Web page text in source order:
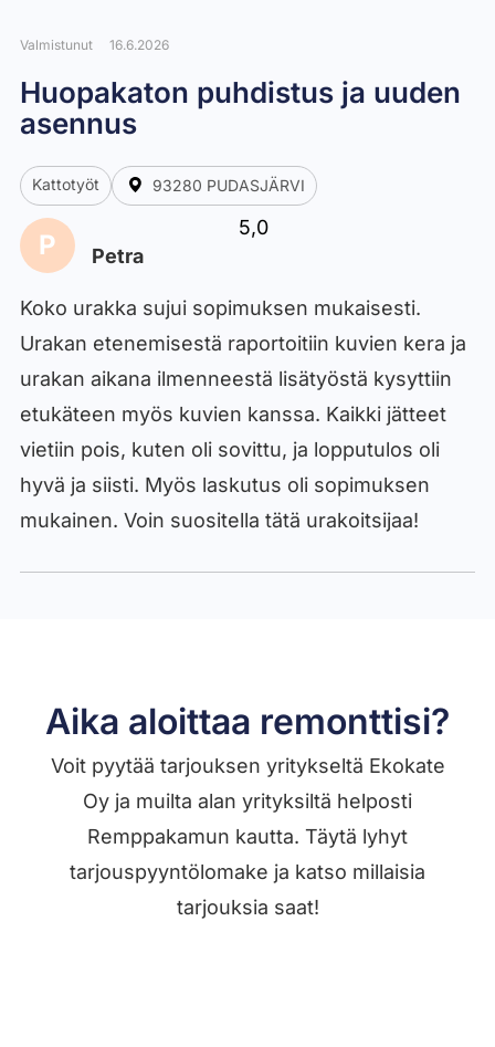
Valmistunut 16.6.2026
Huopakaton puhdistus ja uuden
asennus
Kattotyöt 93280 PUDASJÄRVI
P
5,0
Petra
Koko urakka sujui sopimuksen mukaisesti.
Urakan etenemisestä raportoitiin kuvien kera ja
urakan aikana ilmenneestä lisätyöstä kysyttiin
etukäteen myös kuvien kanssa. Kaikki jätteet
vietiin pois, kuten oli sovittu, ja lopputulos oli
hyvä ja siisti. Myös laskutus oli sopimuksen
mukainen. Voin suositella tätä urakoitsijaa!
Aika aloittaa remonttisi?
Voit pyytää tarjouksen yritykseltä Ekokate
Oy ja muilta alan yrityksiltä helposti
Remppakamun kautta. Täytä lyhyt
tarjouspyyntölomake ja katso millaisia
tarjouksia saat!